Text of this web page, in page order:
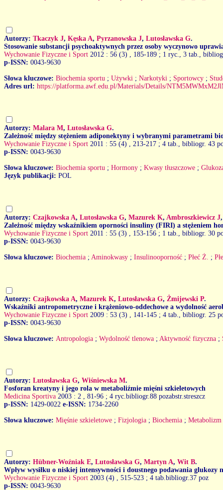
Autorzy: Tkaczyk J, Kęska A, Pyrzanowska J, Lutosławska G.
Stosowanie substancji psychoaktywnych przez osoby wyczynowo
Wychowanie Fizyczne i Sport 2012 : 56 (3)
, 185-189 ; 1 ryc., 3 tab.,
p-ISSN: 0043-9630
Słowa kluczowe: Biochemia sportu ; Używki ; Narkotyki ; Sportowcy ;
Adres url: https://platforma.awf.edu.pl/Materials/Details/
Autorzy: Malara M, Lutosławska G.
Zależność między stężeniem adiponektyny i wybranymi parametrami
Wychowanie Fizyczne i Sport 2011 : 55 (4)
, 213-217 ; 4 tab., bibliogr. 43
p-ISSN: 0043-9630
Słowa kluczowe: Biochemia sportu ; Hormony ; Kwasy tłuszczowe ;
Język publikacji: POL
Autorzy: Czajkowska A, Lutosławska G, Mazurek K, Ambroszkiewicz J
Zależność między wskaźnikiem oporności insuliny (FIRI) a stężeniem
Wychowanie Fizyczne i Sport 2011 : 55 (3)
, 153-156 ; 1 tab., bibliogr. 30
p-ISSN: 0043-9630
Słowa kluczowe: Biochemia ; Aminokwasy ; Insulinooporność ; Płeć Ż. ;
Autorzy: Czajkowska A, Mazurek K, Lutosławska G, Żmijewski P.
Wskaźniki antropometryczne i krążeniowo-oddechowe a wydolność
Wychowanie Fizyczne i Sport 2009 : 53 (3)
, 141-145 ; 4 tab., bibliogr. 25
p-ISSN: 0043-9630
Słowa kluczowe: Antropologia ; Wydolność tlenowa ; Aktywność fizyczna ;
Autorzy: Lutosławska G, Wiśniewska M.
Fosforan kreatyny i jego rola w metaboliźmie mięśni szkieletowych
Medicina Sportiva 2003 : 2
, 81-96 ; 4 ryc.bibliogr.88 pozabstr.streszcz
p-ISSN: 1429-0022 e-ISSN: 1734-2260
Słowa kluczowe: Mięśnie szkieletowe ; Fizjologia ; Biochemia ; Metabolizm
Autorzy: Hübner-Woźniak E, Lutosławska G, Martyn A, Wit B.
Wpływ wysiłku o niskiej intensywności i doustnego podawania
Wychowanie Fizyczne i Sport 2003 (4)
, 515-523 ; 4 tab.bibliogr.37 poz
p-ISSN: 0043-9630